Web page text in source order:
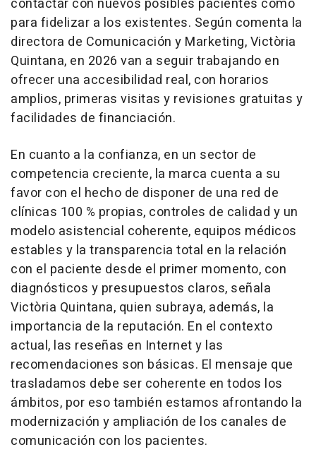
contactar con nuevos posibles pacientes como
para fidelizar a los existentes. Según comenta la
directora de Comunicación y Marketing, Victòria
Quintana, en 2026 van a seguir trabajando en
ofrecer una accesibilidad real, con horarios
amplios, primeras visitas y revisiones gratuitas y
facilidades de financiación.
En cuanto a la confianza, en un sector de
competencia creciente, la marca cuenta a su
favor con el hecho de disponer de una red de
clínicas 100 % propias, controles de calidad y un
modelo asistencial coherente, equipos médicos
estables y la transparencia total en la relación
con el paciente desde el primer momento, con
diagnósticos y presupuestos claros, señala
Victòria Quintana, quien subraya, además, la
importancia de la reputación. En el contexto
actual, las reseñas en Internet y las
recomendaciones son básicas. El mensaje que
trasladamos debe ser coherente en todos los
ámbitos, por eso también estamos afrontando la
modernización y ampliación de los canales de
comunicación con los pacientes.